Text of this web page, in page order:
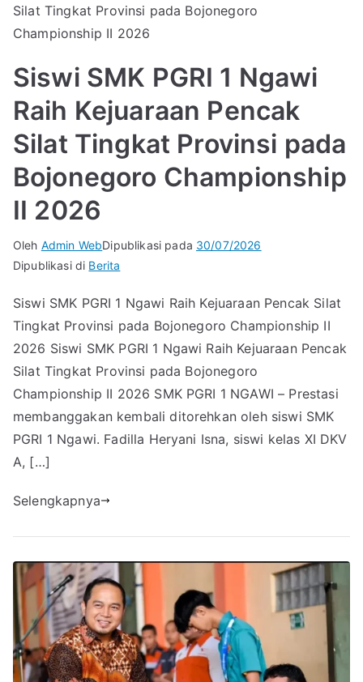
Siswi SMK PGRI 1 Ngawi
Raih Kejuaraan Pencak
Silat Tingkat Provinsi pada
Bojonegoro Championship
II 2026
Oleh Admin WebDipublikasi pada 30/07/2026
Dipublikasi di Berita
Siswi SMK PGRI 1 Ngawi Raih Kejuaraan Pencak Silat
Tingkat Provinsi pada Bojonegoro Championship II
2026 Siswi SMK PGRI 1 Ngawi Raih Kejuaraan Pencak
Silat Tingkat Provinsi pada Bojonegoro
Championship II 2026 SMK PGRI 1 NGAWI – Prestasi
membanggakan kembali ditorehkan oleh siswi SMK
PGRI 1 Ngawi. Fadilla Heryani Isna, siswi kelas XI DKV
A, […]
Selengkapnya